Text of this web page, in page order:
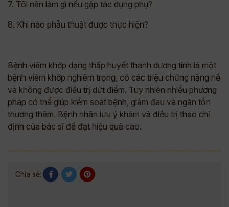
7. Tôi nên làm gì nếu gặp tác dụng phụ?
8. Khi nào phẫu thuật được thực hiện?
Bệnh viêm khớp dạng thấp huyết thanh dương tính là một
bệnh viêm khớp nghiêm trọng, có các triệu chứng nặng nề
và không được điều trị dứt điểm. Tuy nhiên nhiều phương
pháp có thể giúp kiểm soát bệnh, giảm đau và ngăn tổn
thương thêm. Bệnh nhân lưu ý khám và điều trị theo chỉ
định của bác sĩ để đạt hiệu quả cao.
Chia sẻ: